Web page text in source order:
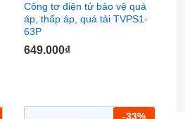
Công tơ điện tử bảo vệ quá
áp, thấp áp, quá tải TVPS1-
63P
649.000₫
-33%